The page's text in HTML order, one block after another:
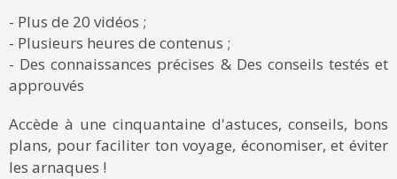
- Plus de 20 vidéos ;
- Plusieurs heures de contenus ;
- Des connaissances précises & Des conseils testés et
approuvés
Accède à une cinquantaine d'astuces, conseils, bons
plans, pour faciliter ton voyage, économiser, et éviter
les arnaques !